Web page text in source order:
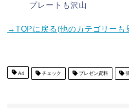
プレートも沢山
→TOPに戻る(他のカテゴリーも
A4 チェック プレゼン資料